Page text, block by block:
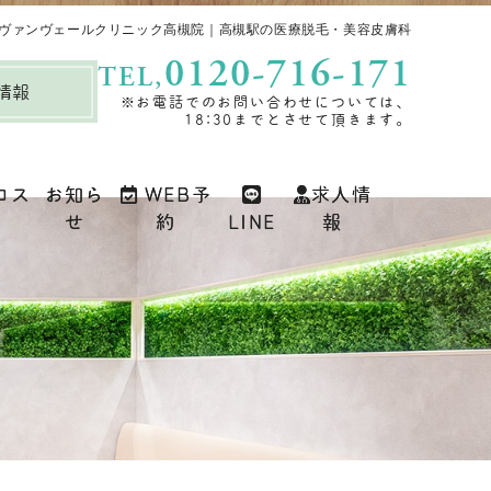
ァンヴェールクリニック高槻院｜高槻駅の医療脱毛・美容皮膚科
報 TEL,0120-716-171‬
※お電話でのお問い合わせについては、
18:30までとさせて頂きます。
ス お知ら
せ
WEB予
約
LINE
求人情
報